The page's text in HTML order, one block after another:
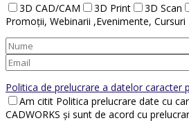
3D CAD/CAM
3D Print 3D Scan
Promoții, Webinarii ,Evenimente, Cursuri
Politica de prelucrare a datelor caracter
Am citit Politica prelucrare date cu
CADWORKS și sunt de acord cu